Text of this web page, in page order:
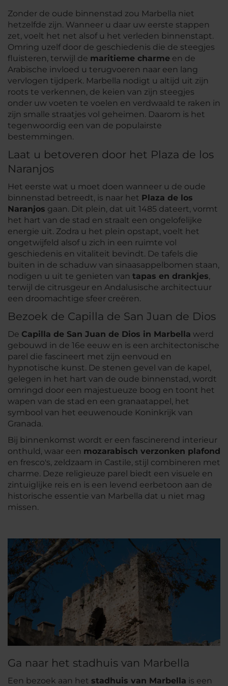
Zonder de oude binnenstad zou Marbella niet
hetzelfde zijn. Wanneer u daar uw eerste stappen
zet, voelt het net alsof u het verleden binnenstapt.
Omring uzelf door de geschiedenis die de steegjes
fluisteren, terwijl de maritieme charme en de
Arabische invloed u terugvoeren naar een lang
vervlogen tijdperk. Marbella nodigt u altijd uit zijn
roots te verkennen, de keien van zijn steegjes
onder uw voeten te voelen en verdwaald te raken in
zijn smalle straatjes vol geheimen. Daarom is het
tegenwoordig een van de populairste
bestemmingen.
Laat u betoveren door het Plaza de los
Naranjos
Het eerste wat u moet doen wanneer u de oude
binnenstad betreedt, is naar het Plaza de los
Naranjos gaan. Dit plein, dat uit 1485 dateert, vormt
het hart van de stad en straalt een ongelofelijke
energie uit. Zodra u het plein opstapt, voelt het
ongetwijfeld alsof u zich in een ruimte vol
geschiedenis en vitaliteit bevindt. De tafels die
buiten in de schaduw van sinaasappelbomen staan,
nodigen u uit te genieten van tapas en drankjes,
terwijl de citrusgeur en Andalusische architectuur
een droomachtige sfeer creëren.
Bezoek de Capilla de San Juan de Dios
De Capilla de San Juan de Dios in Marbella werd
gebouwd in de 16e eeuw en is een architectonische
parel die fascineert met zijn eenvoud en
hypnotische kunst. De stenen gevel van de kapel,
gelegen in het hart van de oude binnenstad, wordt
omringd door een majestueuze boog en toont het
wapen van de stad en een granaatappel, het
symbool van het eeuwenoude Koninkrijk van
Granada.
Bij binnenkomst wordt er een fascinerend interieur
onthuld, waar een mozarabisch verzonken plafond
en fresco's, zeldzaam in Castile, stijl combineren met
charme. Deze religieuze parel biedt een visuele en
zintuiglijke reis en is een levend eerbetoon aan de
historische essentie van Marbella dat u niet mag
missen.
Ga naar het stadhuis van Marbella
Een bezoek aan het stadhuis van Marbella is een